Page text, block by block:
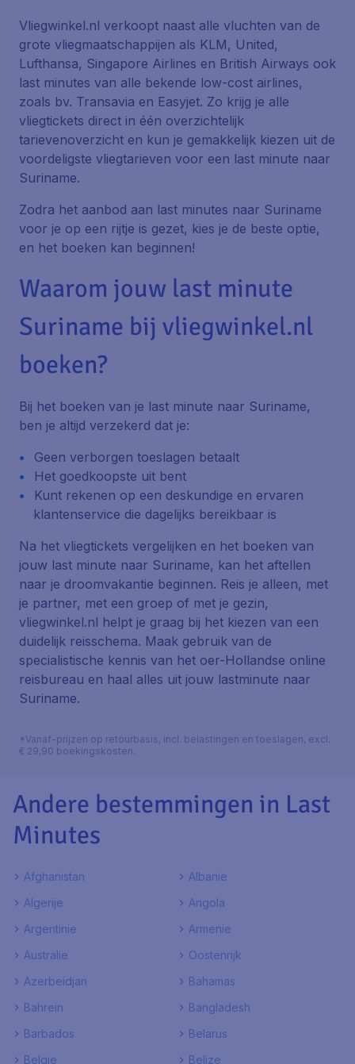
Vliegwinkel.nl verkoopt naast alle vluchten van de
grote vliegmaatschappijen als KLM, United,
Lufthansa, Singapore Airlines en British Airways ook
last minutes van alle bekende low-cost airlines,
zoals bv. Transavia en Easyjet. Zo krijg je alle
vliegtickets direct in één overzichtelijk
tarievenoverzicht en kun je gemakkelijk kiezen uit de
voordeligste vliegtarieven voor een last minute naar
Suriname.
Zodra het aanbod aan last minutes naar Suriname
voor je op een rijtje is gezet, kies je de beste optie,
en het boeken kan beginnen!
Waarom jouw last minute
Suriname bij vliegwinkel.nl
boeken?
Bij het boeken van je last minute naar Suriname,
ben je altijd verzekerd dat je:
Geen verborgen toeslagen betaalt
Het goedkoopste uit bent
Kunt rekenen op een deskundige en ervaren
klantenservice die dagelijks bereikbaar is
Na het vliegtickets vergelijken en het boeken van
jouw last minute naar Suriname, kan het aftellen
naar je droomvakantie beginnen. Reis je alleen, met
je partner, met een groep of met je gezin,
vliegwinkel.nl helpt je graag bij het kiezen van een
duidelijk reisschema. Maak gebruik van de
specialistische kennis van het oer-Hollandse online
reisbureau en haal alles uit jouw lastminute naar
Suriname.
*Vanaf-prijzen op retourbasis, incl. belastingen en toeslagen, excl.
€ 29,90 boekingskosten.
Andere bestemmingen in Last
Minutes
Afghanistan
Albanie
Algerije
Angola
Argentinie
Armenie
Australie
Oostenrijk
Azerbeidjan
Bahamas
Bahrein
Bangladesh
Barbados
Belarus
Belgie
Belize